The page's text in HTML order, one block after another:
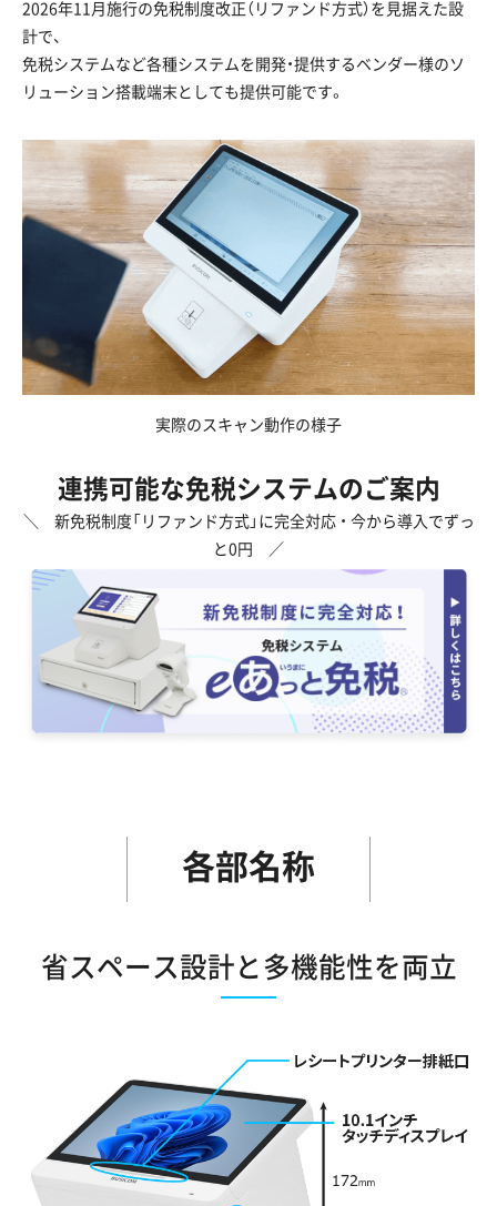
2026年11月施行の免税制度改正（リファンド方式）を見据えた設
計で、
免税システムなど各種システムを開発・提供するベンダー様のソ
リューション搭載端末としても提供可能です。
実際のスキャン動作の様子
連携可能な免税システムのご案内
＼ 新免税制度「リファンド方式」に完全対応 ・ 今から導入でずっ
と0円 ／
各部名称
省スペース設計と多機能性を両立